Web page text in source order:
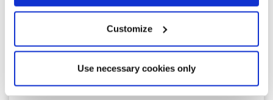
Customize
Use necessary cookies only
1.100.000 €
Haus im Zentrum von Sant Andreu de